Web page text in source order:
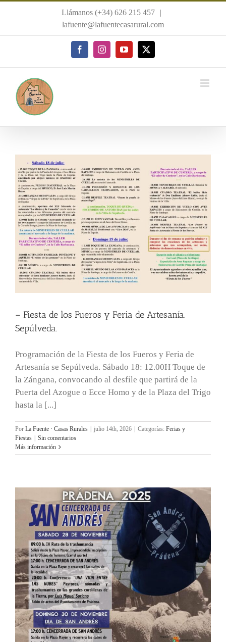
Llámanos (+34) 626 215 457
|
lafuente@lafuentecasarural.com
FacebookInstagramYouTube
X
– Fiesta de los Fueros y Feria de Artesanía.
Sepúlveda.
Programación de la Fiesta de los Fueros y Feria de
Artesanía se Sepúlveda. Sábado 18: 12.00H Toque de
la Zángana, convocando al desfile que partirá de la
Puerta del Azogue o Ecce Homo y de la Plaza del Trigo
hasta la [...]
Por La Fuente · Casas Rurales julio 14th, 2026 Categorías: Ferias y
Fiestas
Sin comentarios
Más información